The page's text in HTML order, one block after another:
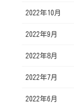
2022年10月
2022年9月
2022年8月
2022年7月
2022年6月